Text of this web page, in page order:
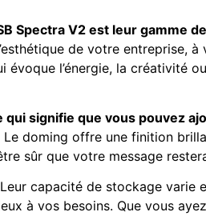
Spectra V2 est leur gamme
de votre entreprise,
l’énergie, la créativité
signifie que vous pouvez
Le doming offre une finition
sûr que votre message
Leur capacité de stockage varie
à vos besoins. Que vous